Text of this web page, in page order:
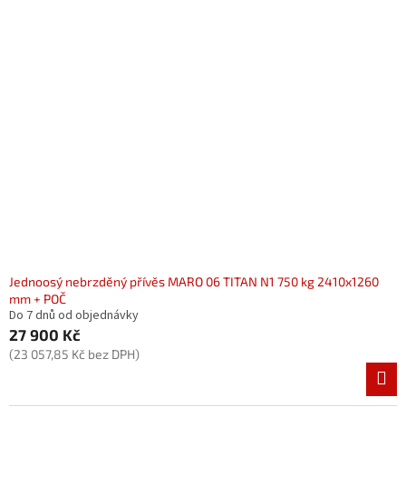
Jednoosý nebrzděný přívěs MARO 06 TITAN N1 750 kg 2410x1260
mm + POČ
Do 7 dnů od objednávky
27 900 Kč
(23 057,85 Kč bez DPH)